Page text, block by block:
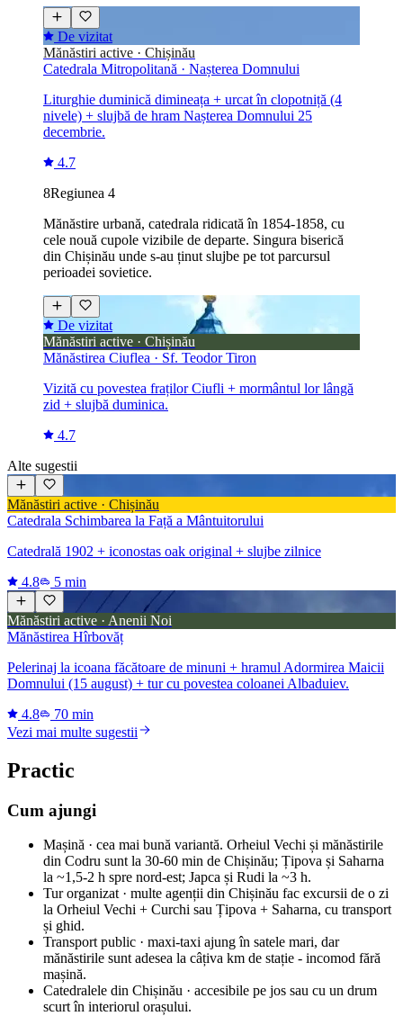
De vizitat
Mănăstiri active · Chișinău
Catedrala Mitropolitană · Nașterea Domnului
Liturghie duminică dimineața + urcat în clopotniță (4
nivele) + slujbă de hram Nașterea Domnului 25
decembrie.
4.7
8Regiunea 4
Mănăstire urbană, catedrala ridicată în 1854-1858, cu
cele nouă cupole vizibile de departe. Singura biserică
din Chișinău unde s-au ținut slujbe pe tot parcursul
perioadei sovietice.
De vizitat
Mănăstiri active · Chișinău
Mănăstirea Ciuflea · Sf. Teodor Tiron
Vizită cu povestea fraților Ciufli + mormântul lor lângă
zid + slujbă duminica.
4.7
Alte sugestii
Mănăstiri active · Chișinău
Catedrala Schimbarea la Față a Mântuitorului
Catedrală 1902 + iconostas oak original + slujbe zilnice
4.8
5 min
Mănăstiri active · Anenii Noi
Mănăstirea Hîrbovăț
Pelerinaj la icoana făcătoare de minuni + hramul Adormirea Maicii
Domnului (15 august) + tur cu povestea coloanei Albaduiev.
4.8
70 min
Vezi mai multe sugestii
Practic
Cum ajungi
Mașină · cea mai bună variantă. Orheiul Vechi și mănăstirile
din Codru sunt la 30-60 min de Chișinău; Țipova și Saharna
la ~1,5-2 h spre nord-est; Japca și Rudi la ~3 h.
Tur organizat · multe agenții din Chișinău fac excursii de o zi
la Orheiul Vechi + Curchi sau Țipova + Saharna, cu transport
și ghid.
Transport public · maxi-taxi ajung în satele mari, dar
mănăstirile sunt adesea la câțiva km de stație - incomod fără
mașină.
Catedralele din Chișinău · accesibile pe jos sau cu un drum
scurt în interiorul orașului.